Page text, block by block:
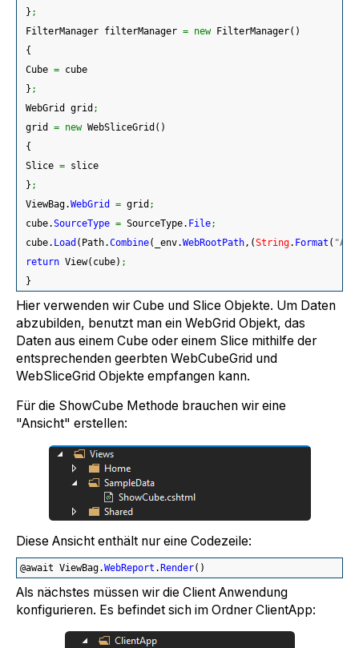
} ;
FilterManager filterManager = new FilterManager( )
{
Cube = cube
} ;
WebGrid grid ;
grid = new WebSliceGrid ( )
{
Slice = slice
} ;
ViewBag.WebGrid = grid ;
cube.SourceType = SourceType. File;
cube. Load ( Path.Combine( _env.WebRootPath, (String. Format (
return View( cube) ;
}
Hier verwenden wir Cube und Slice Objekte. Um Daten
abzubilden, benutzt man ein WebGrid Objekt, das
Daten aus einem Cube oder einem Slice mithilfe der
entsprechenden geerbten WebCubeGrid und
WebSliceGrid Objekte empfangen kann.
Für die ShowCube Methode brauchen wir eine
"Ansicht" erstellen:
Diese Ansicht enthält nur eine Codezeile:
@await ViewBag.WebReport .Render( )
Als nächstes müssen wir die Client Anwendung
konfigurieren. Es befindet sich im Ordner ClientApp: